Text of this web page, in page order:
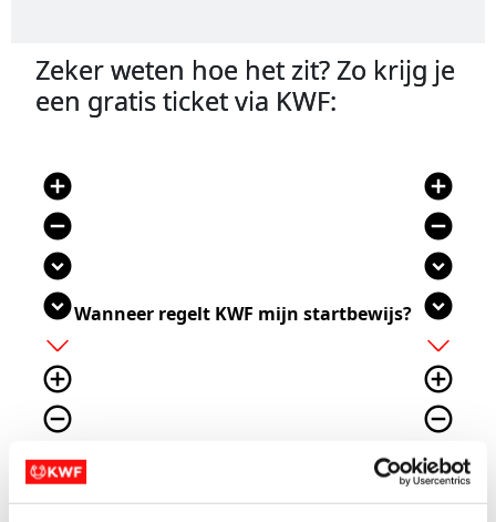
Zeker weten hoe het zit? Zo krijg je
een gratis ticket via KWF:
add_circle
remove_circle
expand_circle_down
expand_circle_down
add
add_circle_outline
remove_circle_outline
expand_more
Wanneer regelt KWF mijn startbewijs?
add_circle
remove_circle
expand_circle_down
expand_circle_down
add
add_circle_outline
remove_circle_outline
expand_more
Je hebt je ingeschreven via KWF en bij aanmelden